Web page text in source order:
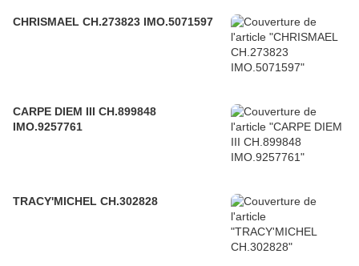
CHRISMAEL CH.273823 IMO.5071597
CARPE DIEM III CH.899848
IMO.9257761
TRACY'MICHEL CH.302828